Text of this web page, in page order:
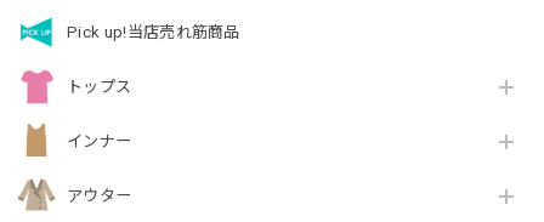
Pick up!当店売れ筋商品
トップス
インナー
アウター